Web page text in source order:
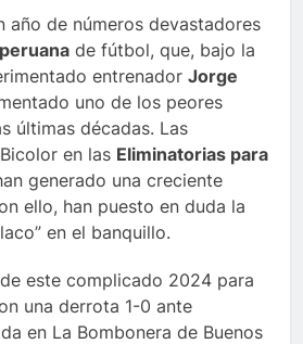
año de números devastadores
de fútbol, que, bajo la
entrenador Jorge
uno de los peores
últimas décadas. Las
en las Eliminatorias para
generado una creciente
ello, han puesto en duda la
en el banquillo.
este complicado 2024 para
una derrota 1-0 ante
en La Bombonera de Buenos